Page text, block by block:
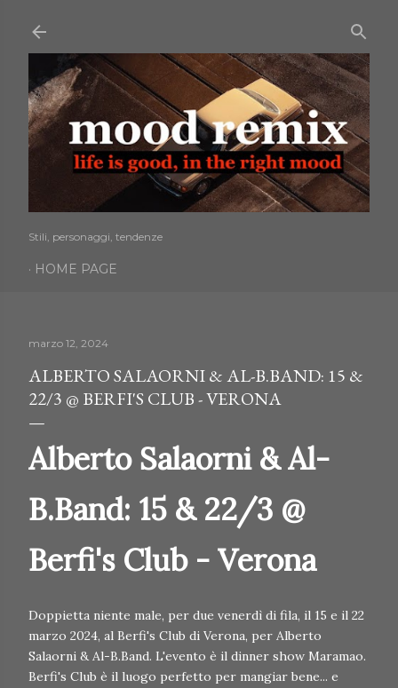
Stili, personaggi, tendenze
HOME PAGE
marzo 12, 2024
ALBERTO SALAORNI & AL-B.BAND: 15 &
22/3 @ BERFI'S CLUB - VERONA
Alberto Salaorni & Al-
B.Band: 15 & 22/3 @
Berfi's Club - Verona
Doppietta niente male, per due venerdì di fila, il 15 e il 22
marzo 2024, al Berfi's Club di Verona, per Alberto
Salaorni & Al-B.Band. L'evento è il dinner show Maramao.
Berfi's Club è il luogo perfetto per mangiar bene... e